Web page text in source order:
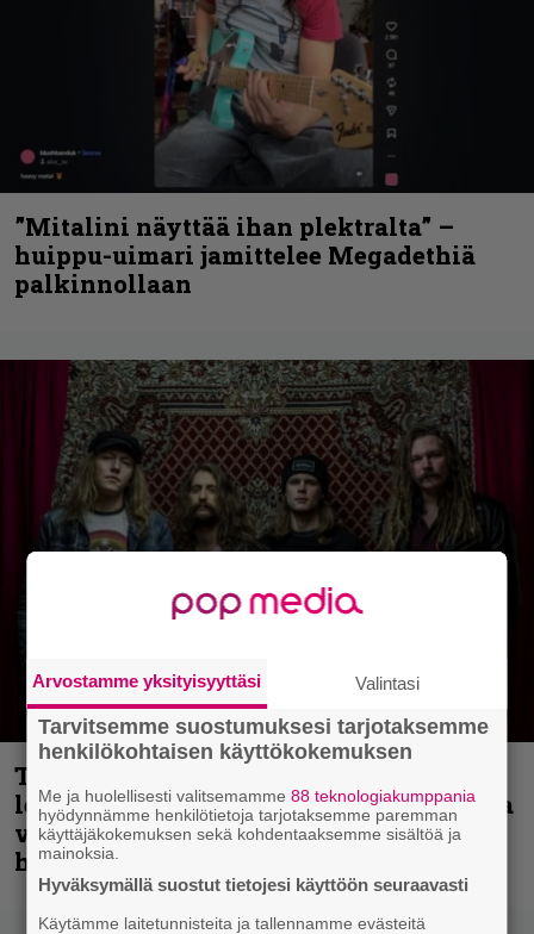
”Mitalini näyttää ihan plektralta” –
huippu-uimari jamittelee Megadethiä
palkinnollaan
Thrash ’n’ roll -yhtye Madred ryydittää
levyjulkaisua keikkareissulla kuvatulla
videolla – ”Oltiin pakussa kusihädässä
helvetin väsyneenä…”
Arvostamme yksityisyyttäsi Valintasi
Tarvitsemme suostumuksesi tarjotaksemme
henkilökohtaisen käyttökokemuksen
Me ja huolellisesti valitsemamme88 teknologiakumppania
hyödynnämme henkilötietoja tarjotaksemme paremman
käyttäjäkokemuksen sekä kohdentaaksemme sisältöä ja
mainoksia.
Hyväksymällä suostut tietojesi käyttöön seuraavasti
Käytämme laitetunnisteita ja tallennamme evästeitä